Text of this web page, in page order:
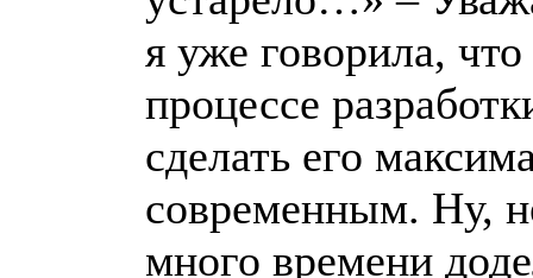
я уже говорила,
процессе
сделать его
современным. Ну,
много времени